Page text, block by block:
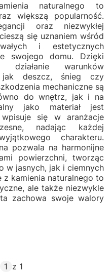
naturalnego to
większą popularność.
oraz niezwykłej
się uznaniem wśród
i estetycznych
swojego domu. Dzięki
warunków
jak deszcz, śnieg czy
mechaniczne są
do wnętrz, jak i na
jako materiał jest
się w aranżacje
nadając każdej
charakteru.
pozwala na harmonijne
powierzchni, tworząc
w jasnych, jak i ciemnych
z kamienia naturalnego to
ale także niezwykle
zachowa swoje walory
z 1